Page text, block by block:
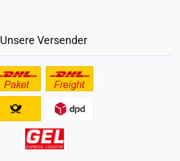
Unsere Versender